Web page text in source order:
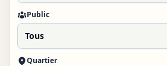
Public
Tous
Quartier